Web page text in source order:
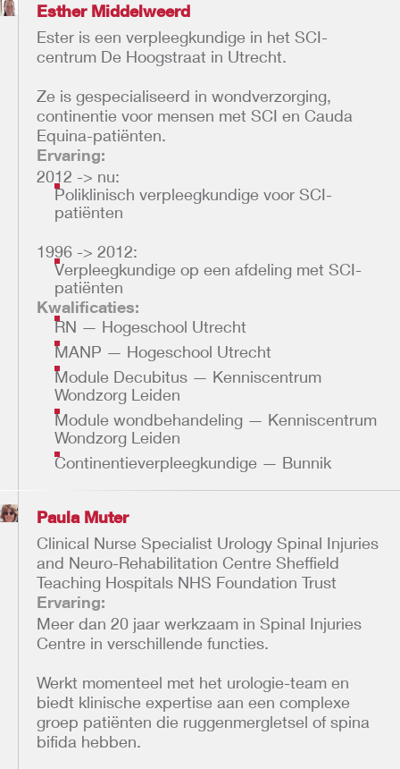
Esther Middelweerd
Ester is een verpleegkundige in het SCI-
centrum De Hoogstraat in Utrecht.
Ze is gespecialiseerd in wondverzorging,
continentie voor mensen met SCI en Cauda
Equina-patiënten.
Ervaring:
2012 -> nu:
Poliklinisch verpleegkundige voor SCI-
patiënten
1996 -> 2012:
Verpleegkundige op een afdeling met SCI-
patiënten
Kwalificaties:
RN — Hogeschool Utrecht
MANP — Hogeschool Utrecht
Module Decubitus — Kenniscentrum
Wondzorg Leiden
Module wondbehandeling — Kenniscentrum
Wondzorg Leiden
Continentieverpleegkundige — Bunnik
Paula Muter
Clinical Nurse Specialist Urology Spinal Injuries
and Neuro-Rehabilitation Centre Sheffield
Teaching Hospitals NHS Foundation Trust
Ervaring:
Meer dan 20 jaar werkzaam in Spinal Injuries
Centre in verschillende functies.
Werkt momenteel met het urologie-team en
biedt klinische expertise aan een complexe
groep patiënten die ruggenmergletsel of spina
bifida hebben.